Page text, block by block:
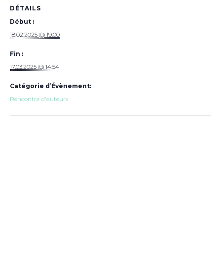
DÉTAILS
Début :
18.02.2025 @ 19:00
Fin :
17.03.2025 @ 14:54
Catégorie d’Évènement:
Rencontre d'auteurs